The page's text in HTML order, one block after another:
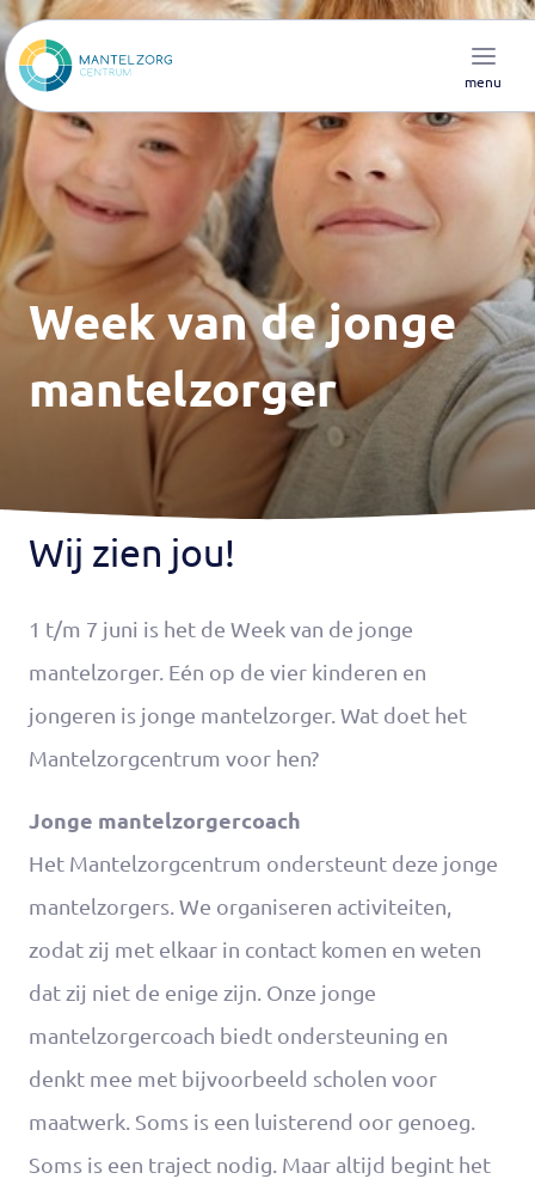
menu
Week van de jonge
mantelzorger
Wij zien jou!
1 t/m 7 juni is het de Week van de jonge
mantelzorger. Eén op de vier kinderen en
jongeren is jonge mantelzorger. Wat doet het
Mantelzorgcentrum voor hen?
Jonge mantelzorgercoach
Het Mantelzorgcentrum ondersteunt deze jonge
mantelzorgers. We organiseren activiteiten,
zodat zij met elkaar in contact komen en weten
dat zij niet de enige zijn. Onze jonge
mantelzorgercoach biedt ondersteuning en
denkt mee met bijvoorbeeld scholen voor
maatwerk. Soms is een luisterend oor genoeg.
Soms is een traject nodig. Maar altijd begint het